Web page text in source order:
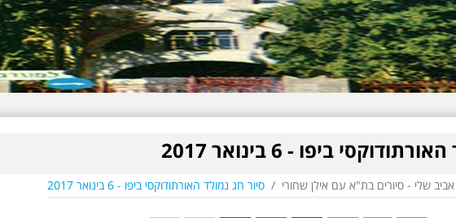
ביפו - 6 בינואר 2017
שלי - סיורים בת"א עם אילן שחורי / סיור חג נמולד האורתודוקסי ביפו - 6 בינואר 2017